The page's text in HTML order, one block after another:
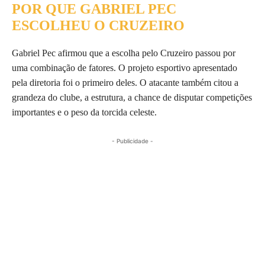
POR QUE GABRIEL PEC
ESCOLHEU O CRUZEIRO
Gabriel Pec afirmou que a escolha pelo Cruzeiro passou por
uma combinação de fatores. O projeto esportivo apresentado
pela diretoria foi o primeiro deles. O atacante também citou a
grandeza do clube, a estrutura, a chance de disputar competições
importantes e o peso da torcida celeste.
- Publicidade -